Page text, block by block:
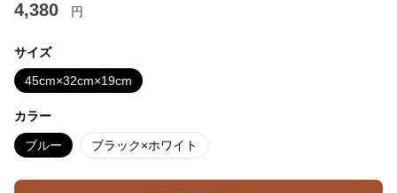
4,380 円
サイズ
45cm×32cm×19cm
カラー
ブルー ブラック×ホワイト